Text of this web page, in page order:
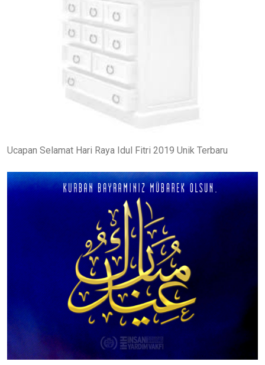
Ucapan Selamat Hari Raya Idul Fitri 2019 Unik Terbaru